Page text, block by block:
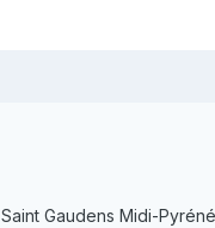
Saint Gaudens Midi-